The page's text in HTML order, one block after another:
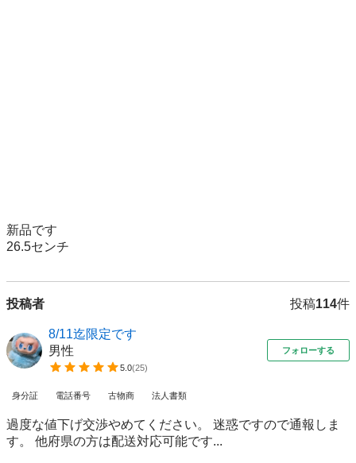
新品です
26.5センチ
投稿者 投稿114件
8/11迄限定です
男性
5.0(25)
フォローする
身分証 電話番号 古物商 法人書類
過度な値下げ交渉やめてください。 迷惑ですので通報しま
す。 他府県の方は配送対応可能です...